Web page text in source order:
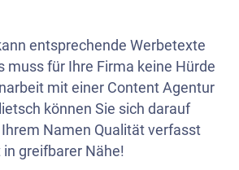
entsprechende Werbetexte
muss für Ihre Firma keine Hürde
mit einer Content Agentur
können Sie sich darauf
Namen Qualität verfasst
greifbarer Nähe!